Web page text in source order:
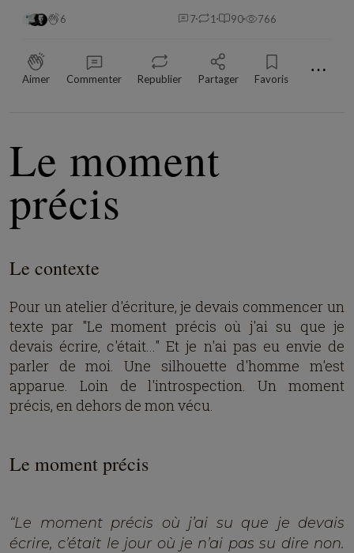
6 7 1 90 766
Aimer Commenter Republier Partager Favoris ⋯
Le moment
précis
Le contexte
Pour un atelier d'écriture, je devais commencer un
texte par "Le moment précis où j'ai su que je
devais écrire, c'était..." Et je n'ai pas eu envie de
parler de moi. Une silhouette d'homme m'est
apparue. Loin de l'introspection. Un moment
précis, en dehors de mon vécu.
Le moment précis
“Le moment précis où j’ai su que je devais
écrire, c’était le jour où je n’ai pas su dire non.